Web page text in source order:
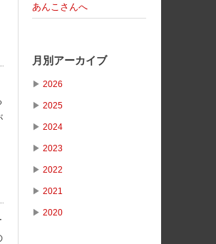
あんこさんへ
月別アーカイブ
▶ 2026
▶ 2025
▶ 2024
▶ 2023
▶ 2022
▶ 2021
▶ 2020